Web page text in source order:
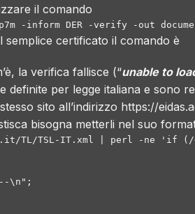
il comando
-inform DER -verify -out
certificato il comando è
la verifica fallisce (“unable to
definite per legge italiana e sono
sito all’indirizzo https://
bisogna metterli nel suo
TL/TSL-IT.xml | perl -ne 'if (/
\n";